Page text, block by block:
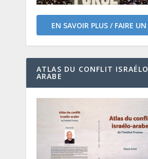
EN SAVOIR PLUS / FAIRE UN
DON
ATLAS DU CONFLIT
ARABE